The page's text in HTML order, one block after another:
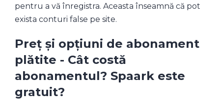
pentru a vă înregistra. Aceasta înseamnă că pot
exista conturi false pe site.
Preț și opțiuni de abonament
plătite - Cât costă
abonamentul? Spaark este
gratuit?